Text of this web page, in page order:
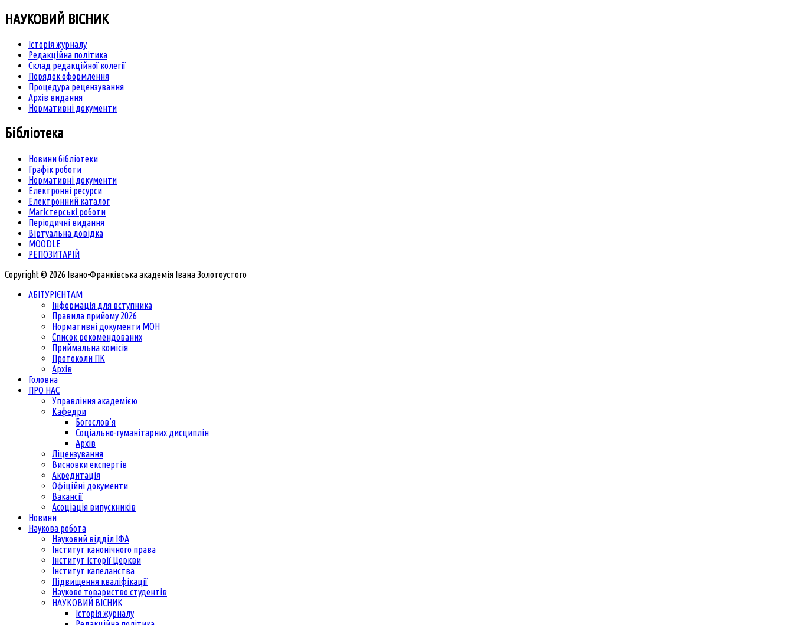
НАУКОВИЙ ВІСНИК
Історія журналу
Редакційна політика
Склад редакційної колегії
Порядок оформлення
Процедура рецензування
Архів видання
Нормативні документи
Бібліотека
Новини бібліотеки
Графік роботи
Нормативні документи
Електронні ресурси
Електронний каталог
Магістерські роботи
Періодичні видання
Віртуальна довідка
MOODLE
РЕПОЗИТАРІЙ
Copyright © 2026 Івано-Франківська академія Івана Золотоустого
АБІТУРІЄНТАМ
Інформація для вступника
Правила прийому 2026
Нормативні документи МОН
Список рекомендованих
Приймальна комісія
Протоколи ПК
Архів
Головна
ПРО НАС
Управління академією
Кафедри
Богослов’я
Соціально-гуманітарних дисциплін
Архів
Ліцензування
Висновки експертів
Акредитація
Офіційні документи
Вакансії
Асоціація випускників
Новини
Наукова робота
Науковий відділ ІФА
Інститут канонічного права
Інститут історії Церкви
Інститут капеланства
Підвищення кваліфікації
Наукове товариство студентів
НАУКОВИЙ ВІСНИК
Історія журналу